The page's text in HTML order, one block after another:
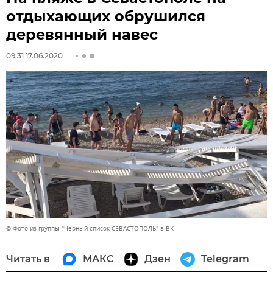
отдыхающих обрушился
деревянный навес
09:31 17.06.2020
© Фото из группы "Черный список СЕВАСТОПОЛЬ" в ВК
Читать в МАКС Дзен Telegram